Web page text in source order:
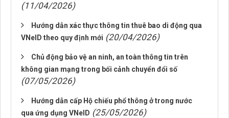
(11/04/2026)
Hướng dẫn xác thực thông tin thuê bao di động qua
VNeID theo quy định mới (20/04/2026)
Chủ động bảo vệ an ninh, an toàn thông tin trên
không gian mạng trong bối cảnh chuyển đổi số
(07/05/2026)
Hướng dẫn cấp Hộ chiếu phổ thông ở trong nước
qua ứng dụng VNeID (25/05/2026)